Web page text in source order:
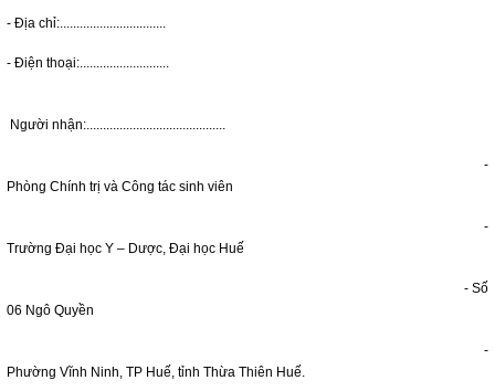
- Địa chỉ:................................
- Điện thoại:...........................
Người nhận:..........................................
-
Phòng Chính trị và Công tác sinh viên
-
Trường Đại học Y – Dược, Đại học Huế
- Số
06 Ngô Quyền
-
Phường Vĩnh Ninh, TP Huế, tỉnh Thừa Thiên Huế.